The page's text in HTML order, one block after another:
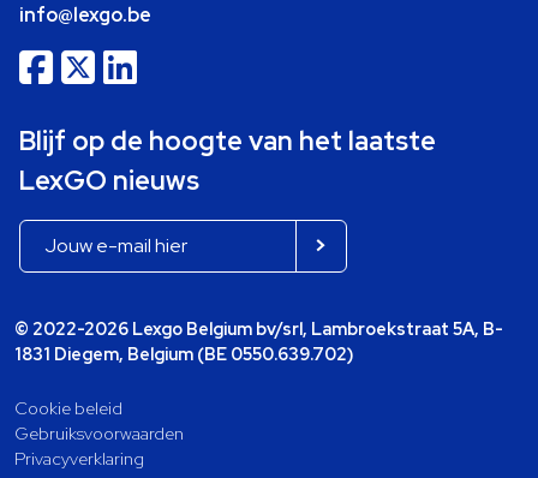
info@lexgo.be
Blijf op de hoogte van het laatste
LexGO nieuws
© 2022-2026 Lexgo Belgium bv/srl, Lambroekstraat 5A, B-
1831 Diegem, Belgium (BE 0550.639.702)
Cookie beleid
Gebruiksvoorwaarden
Privacyverklaring